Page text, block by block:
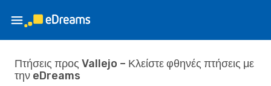
Πτήσεις προς Vallejo – Κλείστε φθηνές πτήσεις με
την eDreams